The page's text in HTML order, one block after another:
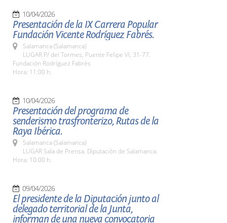
10/04/2026
Presentación de la IX Carrera Popular
Fundación Vicente Rodríguez Fabrés.
Salamanca (Salamanca)
LUGAR P/ del Tormes, Puente Felipe VI, 31-77.
Fundación Rodríguez Fabrés
Hora: 11:00 h.
10/04/2026
Presentación del programa de
senderismo trasfronterizo, Rutas de la
Raya Ibérica.
Salamanca (Salamanca)
LUGAR Sala de Prensa. Diputación de Salamanca.
Hora: 10:00 h.
09/04/2026
El presidente de la Diputación junto al
delegado territorial de la Junta,
informan de una nueva convocatoria